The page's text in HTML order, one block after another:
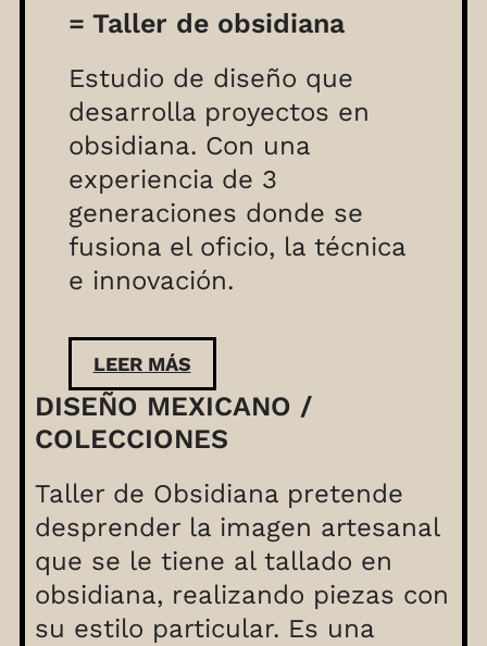
= Taller de obsidiana
Estudio de diseño que
desarrolla proyectos en
obsidiana. Con una
experiencia de 3
generaciones donde se
fusiona el oficio, la técnica
e innovación.
LEER MÁS
DISEÑO MEXICANO /
COLECCIONES
Taller de Obsidiana pretende
desprender la imagen artesanal
que se le tiene al tallado en
obsidiana, realizando piezas con
su estilo particular. Es una